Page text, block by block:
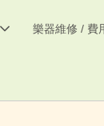
樂器維修 / 費